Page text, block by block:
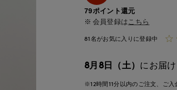
79ポイント還元
会員登録は こちら
81名がお気に入りに登録中
8月8日（土） にお届け
※12時間11分以内のご注文、ご入